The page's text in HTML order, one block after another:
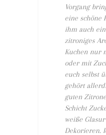
Vorgang
eine schöne
ihm auch
zitroniges
Kuchen nur
oder mit
euch selbst
gehört
guten
Schicht
weiße
Dekorieren.